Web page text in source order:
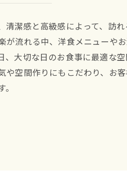
清潔感と高級感によって、訪
が流れる中、洋食メニューや
大切な日のお食事に最適な空
や空間作りにもこだわり、お